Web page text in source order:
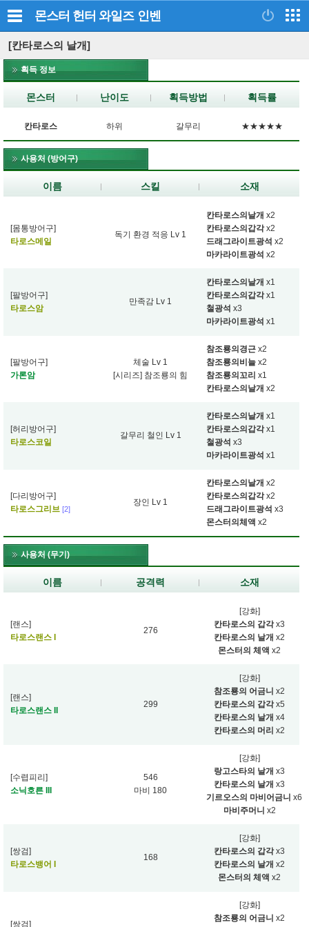
몬스터 헌터 와일즈 인벤
[칸타로스의 날개]
획득 정보
몬스터 난이도 획득방법 획득률
칸타로스 하위 갈무리 ★★★★★
사용처 (방어구)
이름 스킬 소재
[몸통방어구]
타로스메일
독기 환경 적응 Lv 1
칸타로스의날개 x2
칸타로스의갑각x2
드래그라이트광석 x2
마카라이트광석 x2
[팔방어구]
타로스암
만족감 Lv 1
칸타로스의날개 x1
칸타로스의갑각x1
철광석 x3
마카라이트광석 x1
[팔방어구]
가론암
체술 Lv 1
[시리즈] 참조룡의 힘
참조룡의경근 x2
참조룡의비늘 x2
참조룡의꼬리 x1
칸타로스의날개 x2
[허리방어구]
타로스코일
갈무리 철인 Lv 1
칸타로스의날개 x1
칸타로스의갑각x1
철광석 x3
마카라이트광석 x1
[다리방어구]
타로스그리브 [2]
장인 Lv 1
칸타로스의날개 x2
칸타로스의갑각x2
드래그라이트광석 x3
몬스터의체액 x2
사용처 (무기)
이름 공격력 소재
[랜스]
타로스랜스 I
276
[강화]
칸타로스의 갑각x3
칸타로스의 날개 x2
몬스터의 체액 x2
[랜스]
타로스랜스 II
299
[강화]
참조룡의 어금니 x2
칸타로스의 갑각x5
칸타로스의 날개 x4
칸타로스의 머리 x2
[수렵피리]
소닉호른 III
546
마비 180
[강화]
랑고스타의 날개 x3
칸타로스의 날개 x3
기르오스의 마비어금니 x6
마비주머니 x2
[쌍검]
타로스뱅어 I
168
[강화]
칸타로스의 갑각x3
칸타로스의 날개 x2
몬스터의 체액 x2
[쌍검]
[강화]
참조룡의 어금니 x2